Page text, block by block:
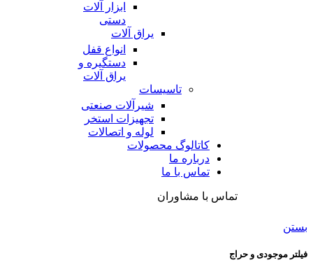
ابزار آلات
دستی
یراق آلات
انواع قفل
دستگیره و
یراق آلات
تاسیسات
شیرآلات صنعتی
تجهیزات استخر
لوله و اتصالات
کاتالوگ محصولات
درباره ما
تماس با ما
تماس با مشاوران
بستن
فیلتر موجودی و حراج